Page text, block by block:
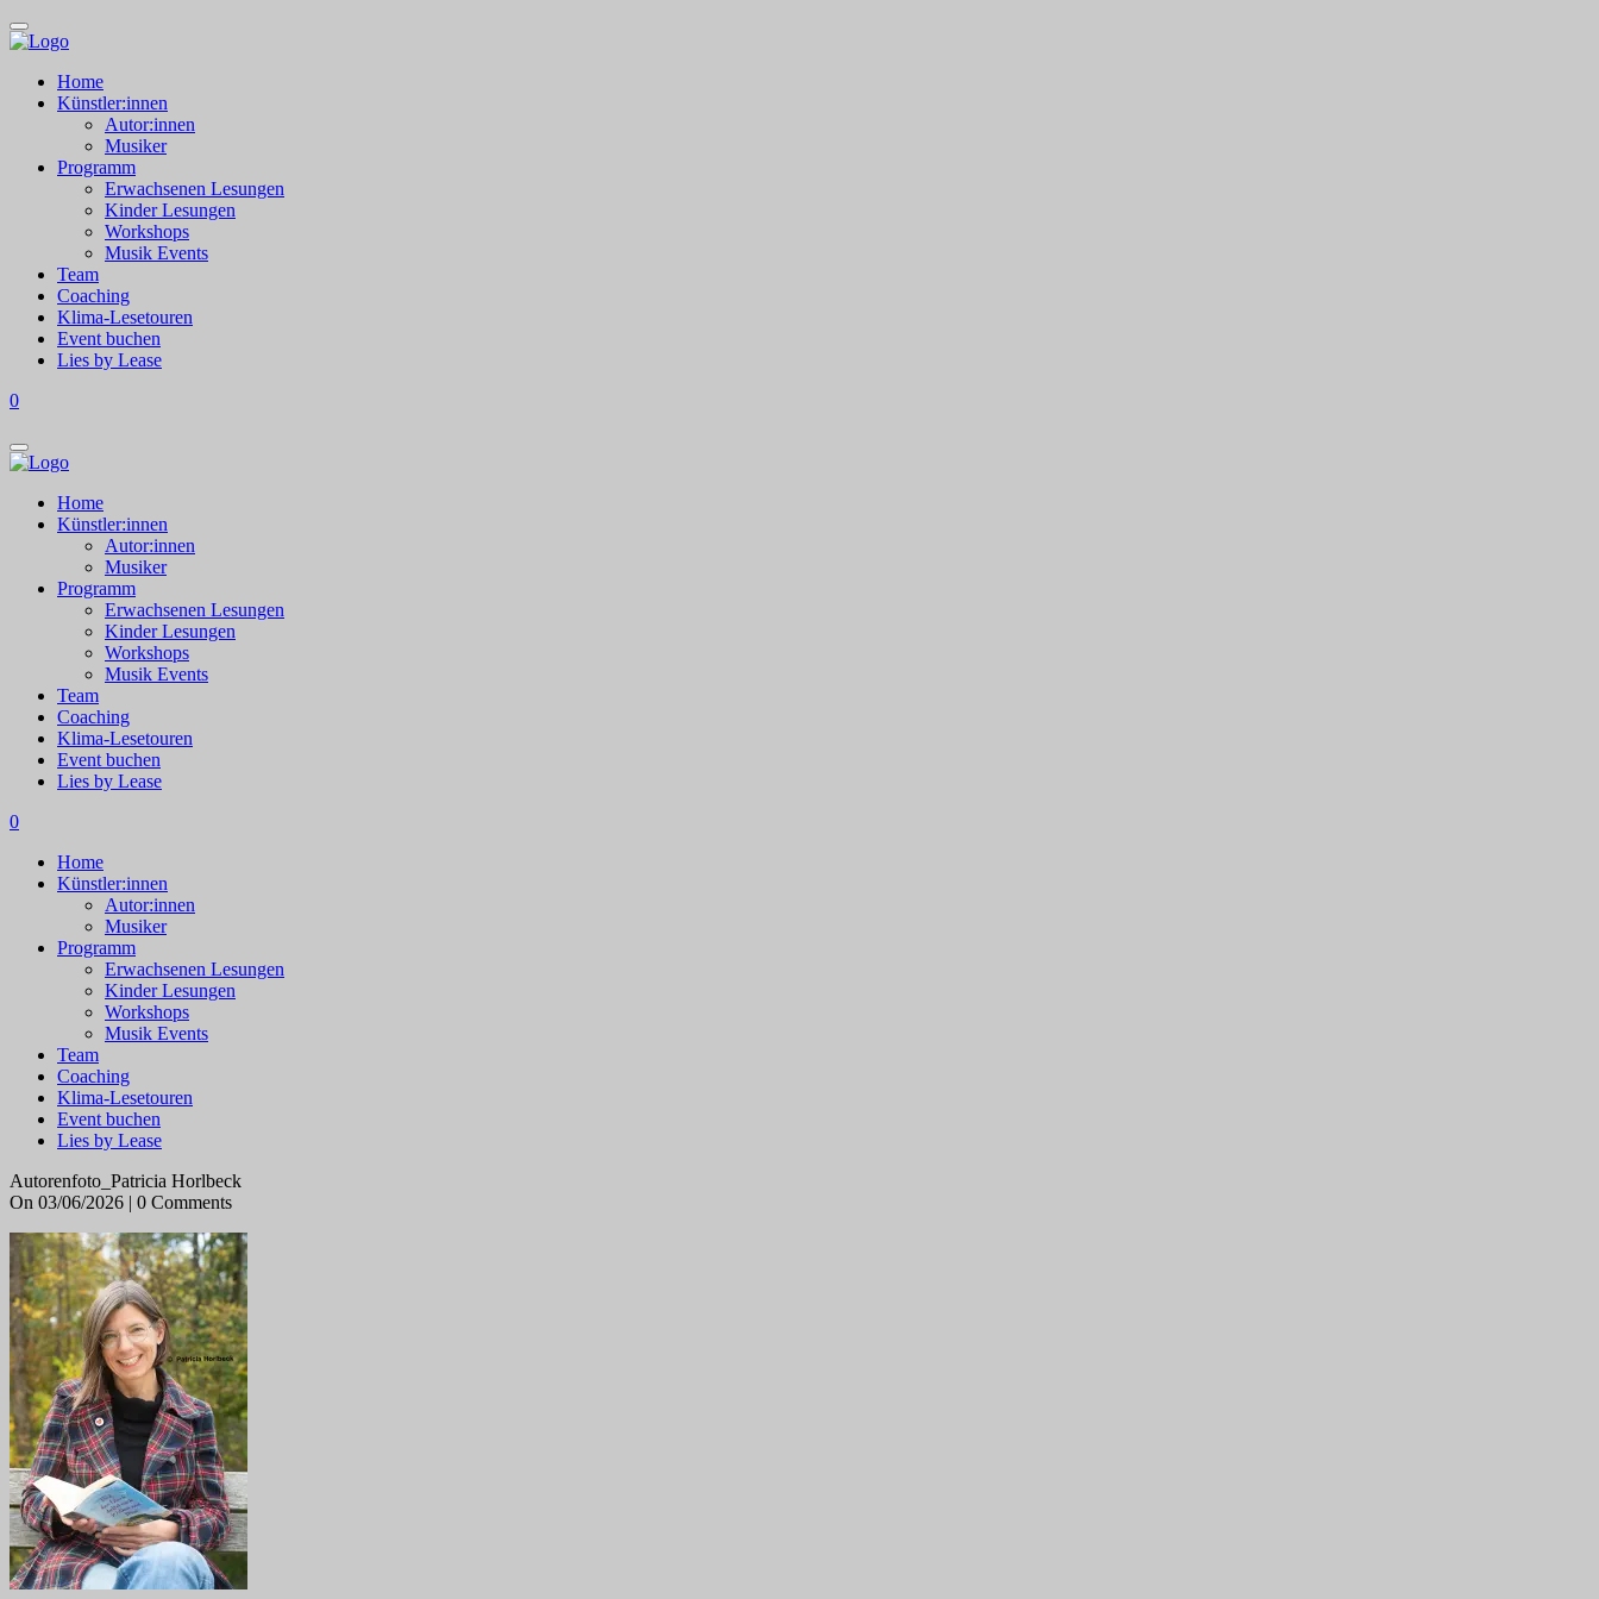
Home
Künstler:innen
Autor:innen
Musiker
Programm
Erwachsenen Lesungen
Kinder Lesungen
Workshops
Musik Events
Team
Coaching
Klima-Lesetouren
Event buchen
Lies by Lease
0
Home
Künstler:innen
Autor:innen
Musiker
Programm
Erwachsenen Lesungen
Kinder Lesungen
Workshops
Musik Events
Team
Coaching
Klima-Lesetouren
Event buchen
Lies by Lease
0
Home
Künstler:innen
Autor:innen
Musiker
Programm
Erwachsenen Lesungen
Kinder Lesungen
Workshops
Musik Events
Team
Coaching
Klima-Lesetouren
Event buchen
Lies by Lease
Autorenfoto_Patricia Horlbeck
On 03/06/2026 | 0 Comments